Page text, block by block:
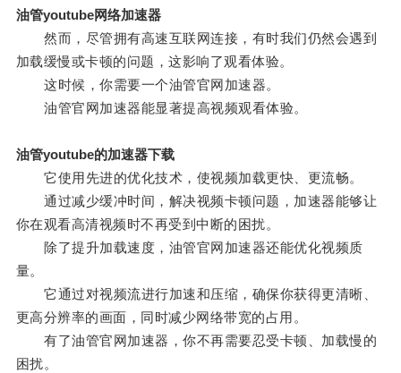
油管youtube网络加速器
然而，尽管拥有高速互联网连接，有时我们仍然会遇到
加载缓慢或卡顿的问题，这影响了观看体验。
这时候，你需要一个油管官网加速器。
油管官网加速器能显著提高视频观看体验。
油管youtube的加速器下载
它使用先进的优化技术，使视频加载更快、更流畅。
通过减少缓冲时间，解决视频卡顿问题，加速器能够让
你在观看高清视频时不再受到中断的困扰。
除了提升加载速度，油管官网加速器还能优化视频质
量。
它通过对视频流进行加速和压缩，确保你获得更清晰、
更高分辨率的画面，同时减少网络带宽的占用。
有了油管官网加速器，你不再需要忍受卡顿、加载慢的
困扰。